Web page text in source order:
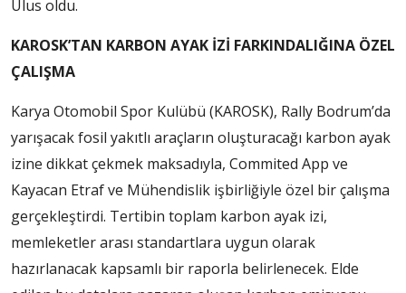
Ulus oldu.
KAROSK’TAN KARBON AYAK İZİ FARKINDALIĞINA ÖZEL
ÇALIŞMA
Karya Otomobil Spor Kulübü (KAROSK), Rally Bodrum’da
yarışacak fosil yakıtlı araçların oluşturacağı karbon ayak
izine dikkat çekmek maksadıyla, Commited App ve
Kayacan Etraf ve Mühendislik işbirliğiyle özel bir çalışma
gerçekleştirdi. Tertibin toplam karbon ayak izi,
memleketler arası standartlara uygun olarak
hazırlanacak kapsamlı bir raporla belirlenecek. Elde